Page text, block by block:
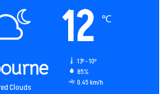
Clouds
12 ℃
13º - 10º
85%
0.45 km/h